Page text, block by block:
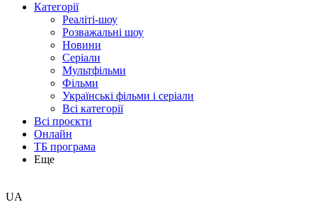
Категорії
Реаліті-шоу
Розважальні шоу
Новини
Серіали
Мультфільми
Фільми
Українські фільми і серіали
Всі категорії
Всі проєкти
Онлайн
ТБ програма
Еще
UA